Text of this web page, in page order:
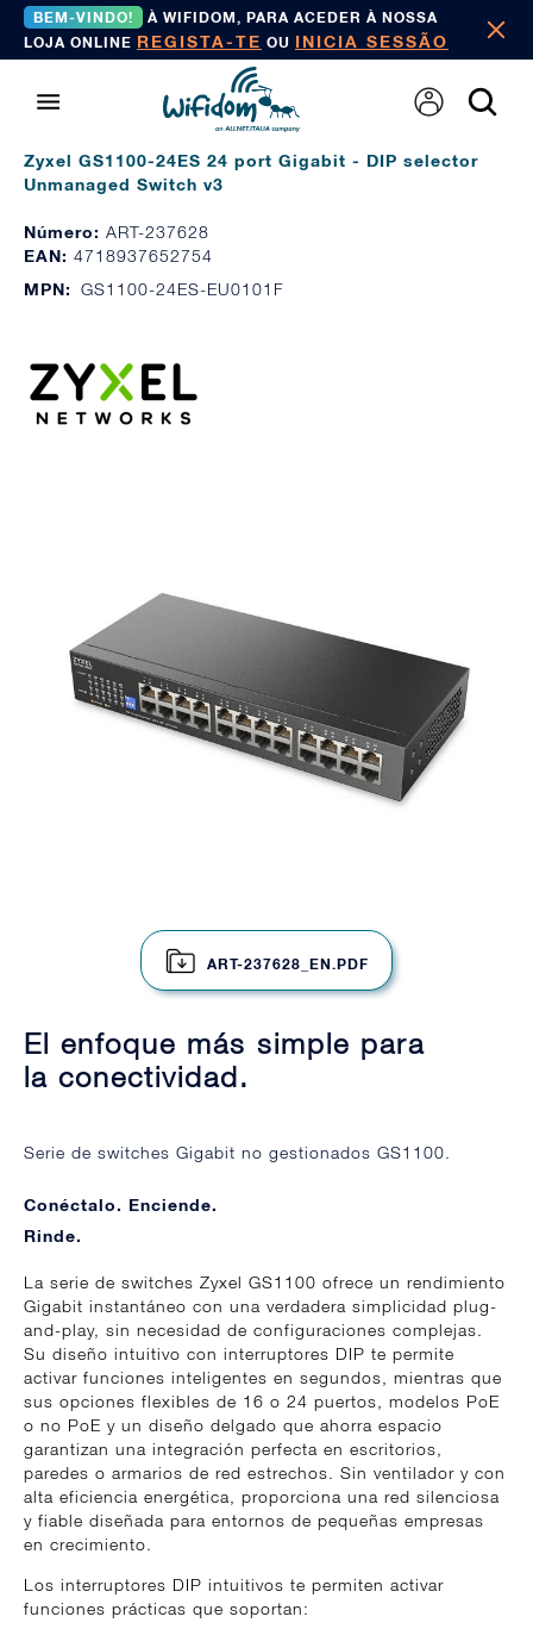
BEM-VINDO!
À WIFIDOM, PARA ACEDER À NOSSA
LOJA ONLINE REGISTA-TE OU INICIA SESSÃO
Zyxel GS1100-24ES 24 port Gigabit - DIP selector
Unmanaged Switch v3
Número: ART-237628
EAN: 4718937652754
MPN: GS1100-24ES-EU0101F
ART-237628_EN.PDF
El enfoque más simple para
la conectividad.
Serie de switches Gigabit no gestionados GS1100.
Conéctalo. Enciende.
Rinde.
La serie de switches Zyxel GS1100 ofrece un rendimiento
Gigabit instantáneo con una verdadera simplicidad plug-
and-play, sin necesidad de configuraciones complejas.
Su diseño intuitivo con interruptores DIP te permite
activar funciones inteligentes en segundos, mientras que
sus opciones flexibles de 16 o 24 puertos, modelos PoE
o no PoE y un diseño delgado que ahorra espacio
garantizan una integración perfecta en escritorios,
paredes o armarios de red estrechos. Sin ventilador y con
alta eficiencia energética, proporciona una red silenciosa
y fiable diseñada para entornos de pequeñas empresas
en crecimiento.
Los interruptores DIP intuitivos te permiten activar
funciones prácticas que soportan: